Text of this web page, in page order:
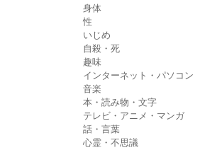
身体
性
いじめ
自殺・死
趣味
インターネット・パソコン
音楽
本・読み物・文字
テレビ・アニメ・マンガ
話・言葉
心霊・不思議